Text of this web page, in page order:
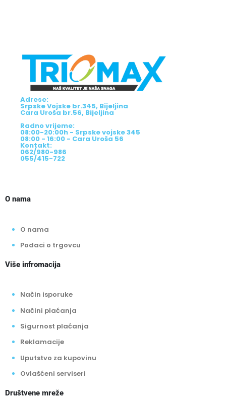
Adrese:
Srpske Vojske br.345, Bijeljina
Cara Uroša br.56, Bijeljina
Radno vrijeme:
08:00-20:00h - Srpske vojske 345
08:00 - 16:00 - Cara Uroša 56
Kontakt:
062/980-986
055/415-722
O nama
O nama
Podaci o trgovcu
Više infromacija
Način isporuke
Načini plaćanja
Sigurnost plaćanja
Reklamacije
Uputstvo za kupovinu
Ovlašćeni serviseri
Društvene mreže